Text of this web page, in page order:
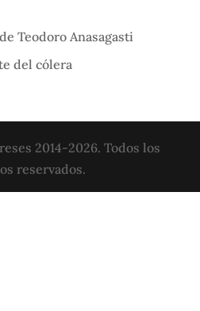
Teodoro Anasagasti
del cólera
2014-2026. Todos los
reservados.